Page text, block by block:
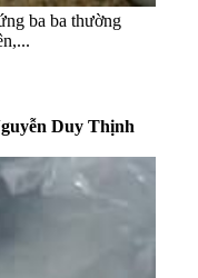
ba ba thường
Duy Thịnh